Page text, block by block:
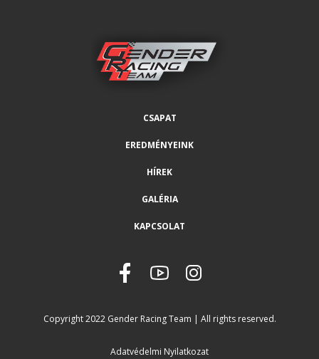
CSAPAT
EREDMÉNYEINK
HÍREK
GALÉRIA
KAPCSOLAT
Copyright 2022 Gender Racing Team | All rights reserved.
Adatvédelmi Nyilatkozat